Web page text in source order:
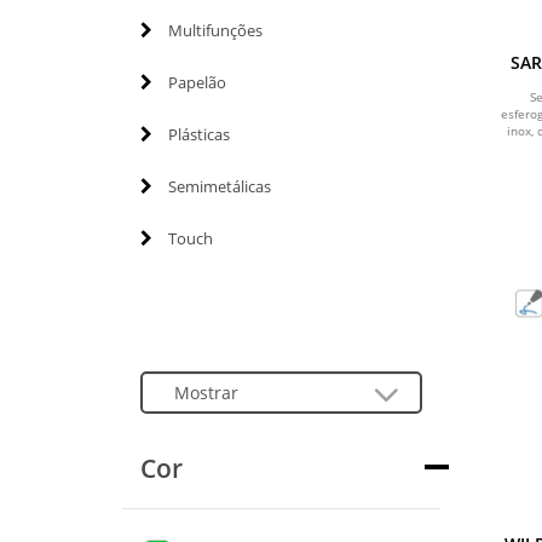
Multifunções
Papelão
Plásticas
Semimetálicas
Touch
Cor
inox,